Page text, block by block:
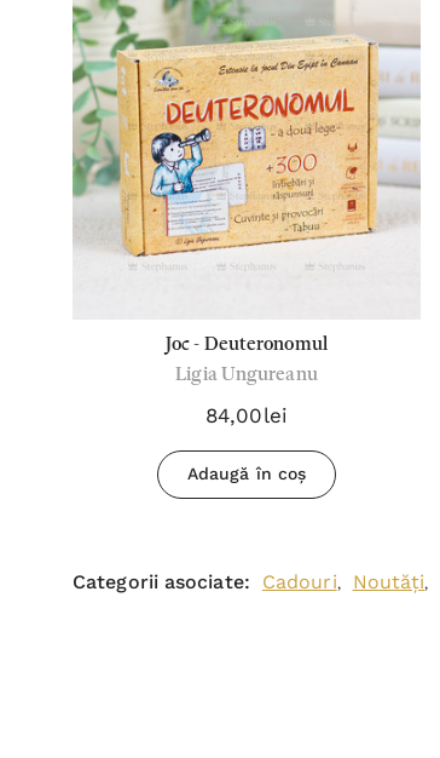
Joc - Deuteronomul
Ligia Ungureanu
84,00lei
Adaugă în coș
Categorii asociate: Cadouri, Noutăți,